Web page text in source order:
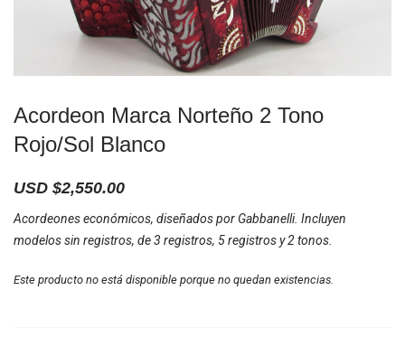
Acordeon Marca Norteño 2 Tono
Rojo/Sol Blanco
USD $2,550.00
Acordeones económicos, diseñados por Gabbanelli. Incluyen
modelos sin registros, de 3 registros, 5 registros y 2 tonos.
Este producto no está disponible porque no quedan existencias.